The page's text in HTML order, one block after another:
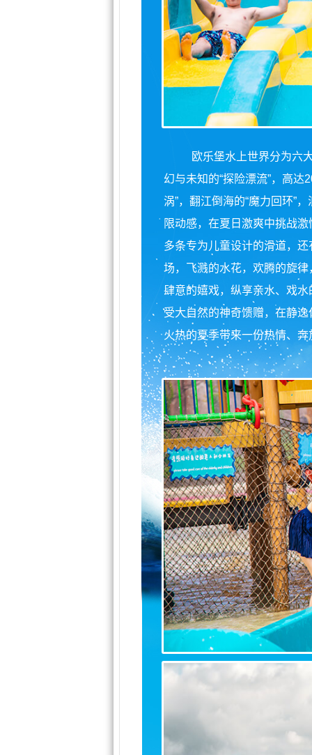
欧乐堡水上世界分为六
幻与未知的“探险漂流”，高达
涡”，翻江倒海的“魔力回环”
限动感，在夏日激爽中挑战
多条专为儿童设计的滑道，
场，飞溅的水花，欢腾的旋
肆意的嬉戏，纵享亲水、戏
受大自然的神奇馈赠，在静
火热的夏季带来一份热情、奔